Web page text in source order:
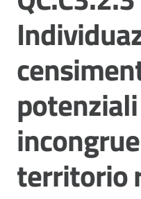
Novità
Modena
territorio